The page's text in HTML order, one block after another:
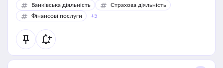
Банківська діяльність
Страхова діяльність
Фінансові послуги
+5